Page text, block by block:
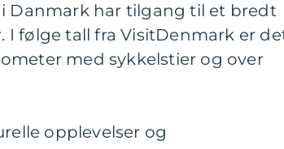
Danmark har tilgang til et bredt
følge tall fra VisitDenmark er
med sykkelstier og over
opplevelser og